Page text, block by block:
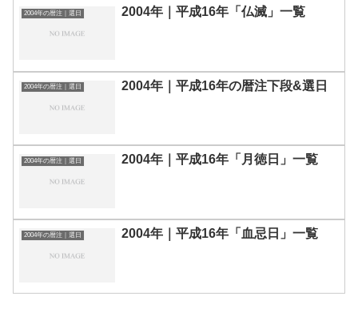
2004年の暦注｜選日 2004年｜平成16年「仏滅」一覧
2004年の暦注｜選日 2004年｜平成16年の暦注下段&選日
2004年の暦注｜選日 2004年｜平成16年「月徳日」一覧
2004年の暦注｜選日 2004年｜平成16年「血忌日」一覧